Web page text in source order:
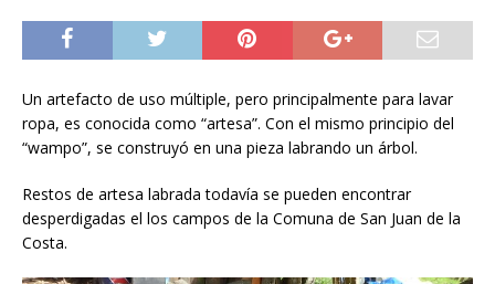
Un artefacto de uso múltiple, pero principalmente para lavar
ropa, es conocida como “artesa”. Con el mismo principio del
“wampo”, se construyó en una pieza labrando un árbol.
Restos de artesa labrada todavía se pueden encontrar
desperdigadas el los campos de la Comuna de San Juan de la
Costa.